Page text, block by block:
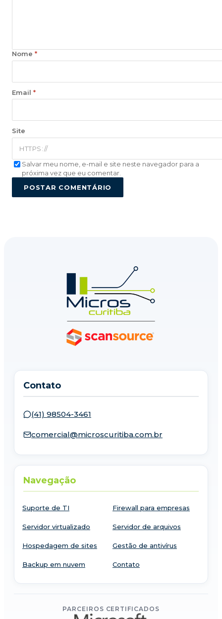
Nome *
Email *
Site
Salvar meu nome, e-mail e site neste navegador para a
próxima vez que eu comentar.
POSTAR COMENTÁRIO
Contato
(41) 98504-3461
comercial@microscuritiba.com.br
Navegação
Suporte de TI Firewall para empresas
Servidor virtualizado Servidor de arquivos
Hospedagem de sites Gestão de antivírus
Backup em nuvem Contato
PARCEIROS CERTIFICADOS